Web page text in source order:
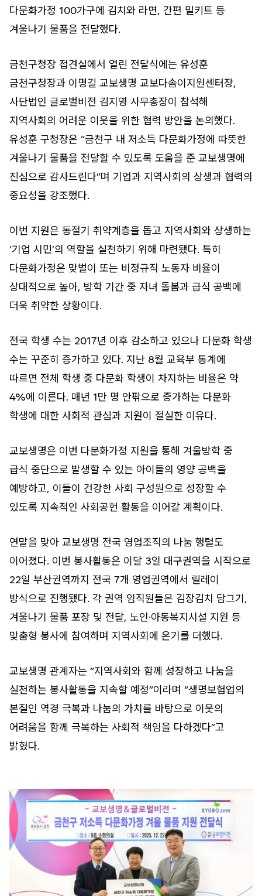
다문화가정 100가구에 김치와 라면, 간편 밀키트 등
겨울나기 물품을 전달했다.
금천구청장 접견실에서 열린 전달식에는 유성훈
금천구청장과 이명길 교보생명 교보다솜이지원센터장,
사단법인 글로벌비전 김지영 사무총장이 참석해
지역사회의 어려운 이웃을 위한 협력 방안을 논의했다.
유성훈 구청장은 “금천구 내 저소득 다문화가정에 따뜻한
겨울나기 물품을 전달할 수 있도록 도움을 준 교보생명에
진심으로 감사드린다”며 기업과 지역사회의 상생과 협력의
중요성을 강조했다.
이번 지원은 동절기 취약계층을 돕고 지역사회와 상생하는
‘기업 시민’의 역할을 실천하기 위해 마련됐다. 특히
다문화가정은 맞벌이 또는 비정규직 노동자 비율이
상대적으로 높아, 방학 기간 중 자녀 돌봄과 급식 공백에
더욱 취약한 상황이다.
전국 학생 수는 2017년 이후 감소하고 있으나 다문화 학생
수는 꾸준히 증가하고 있다. 지난 8월 교육부 통계에
따르면 전체 학생 중 다문화 학생이 차지하는 비율은 약
4%에 이른다. 매년 1만 명 안팎으로 증가하는 다문화
학생에 대한 사회적 관심과 지원이 절실한 이유다.
교보생명은 이번 다문화가정 지원을 통해 겨울방학 중
급식 중단으로 발생할 수 있는 아이들의 영양 공백을
예방하고, 이들이 건강한 사회 구성원으로 성장할 수
있도록 지속적인 사회공헌 활동을 이어갈 계획이다.
연말을 맞아 교보생명 전국 영업조직의 나눔 행렬도
이어졌다. 이번 봉사활동은 이달 3일 대구권역을 시작으로
22일 부산권역까지 전국 7개 영업권역에서 릴레이
방식으로 진행됐다. 각 권역 임직원들은 김장김치 담그기,
겨울나기 물품 포장 및 전달, 노인·아동복지시설 지원 등
맞춤형 봉사에 참여하며 지역사회에 온기를 더했다.
교보생명 관계자는 “지역사회와 함께 성장하고 나눔을
실천하는 봉사활동을 지속할 예정”이라며 “생명보험업의
본질인 역경 극복과 나눔의 가치를 바탕으로 이웃의
어려움을 함께 극복하는 사회적 책임을 다하겠다”고
밝혔다.